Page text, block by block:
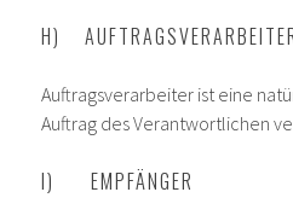
H)
Auftragsverarbeiter ist eine
Auftrag des Verantwortlichen
I) EMPFÄNGER